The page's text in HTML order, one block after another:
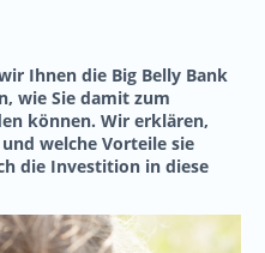
Ihnen die Big Belly Bank
wie Sie damit zum
können. Wir erklären,
welche Vorteile sie
die Investition in diese